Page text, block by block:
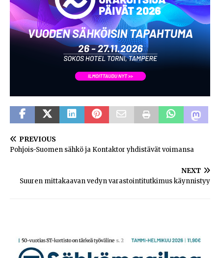
PREVIOUS
Pohjois-Suomen sähkö ja Kontaktor yhdistävät voimansa
NEXT
Suuren mittakaavan vedyn varastointitutkimus käynnistyy